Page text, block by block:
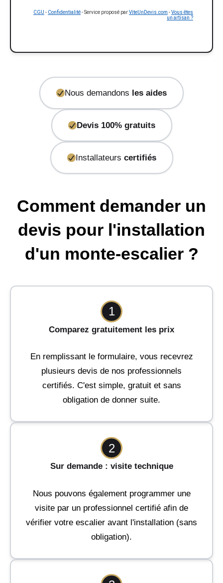
CGU - Confidentialité- Service proposé parViteUnDevis.com -Vous êtes
un artisan ?
Nous demandons les aides
Devis 100% gratuits
Installateurs certifiés
Comment demander un
devis pour l'installation
d'un monte-escalier ?
1
Comparez gratuitement les prix
En remplissant le formulaire, vous recevrez
plusieurs devis de nos professionnels
certifiés. C'est simple, gratuit et sans
obligation de donner suite.
2
Sur demande : visite technique
Nous pouvons également programmer une
visite par un professionnel certifié afin de
vérifier votre escalier avant l'installation (sans
obligation).